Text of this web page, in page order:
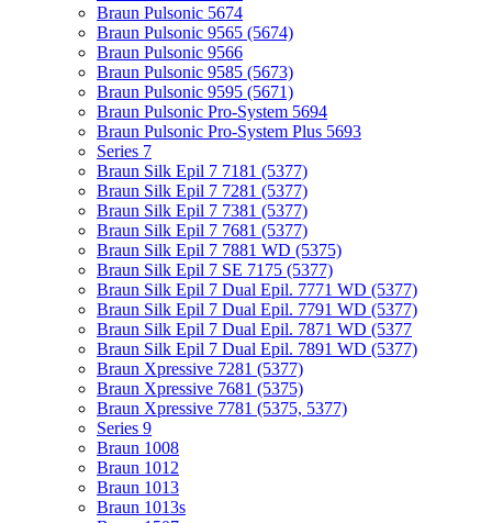
Braun Pulsonic 5674
Braun Pulsonic 9565 (5674)
Braun Pulsonic 9566
Braun Pulsonic 9585 (5673)
Braun Pulsonic 9595 (5671)
Braun Pulsonic Pro-System 5694
Braun Pulsonic Pro-System Plus 5693
Series 7
Braun Silk Epil 7 7181 (5377)
Braun Silk Epil 7 7281 (5377)
Braun Silk Epil 7 7381 (5377)
Braun Silk Epil 7 7681 (5377)
Braun Silk Epil 7 7881 WD (5375)
Braun Silk Epil 7 SE 7175 (5377)
Braun Silk Epil 7 Dual Epil. 7771 WD (5377)
Braun Silk Epil 7 Dual Epil. 7791 WD (5377)
Braun Silk Epil 7 Dual Epil. 7871 WD (5377
Braun Silk Epil 7 Dual Epil. 7891 WD (5377)
Braun Xpressive 7281 (5377)
Braun Xpressive 7681 (5375)
Braun Xpressive 7781 (5375, 5377)
Series 9
Braun 1008
Braun 1012
Braun 1013
Braun 1013s